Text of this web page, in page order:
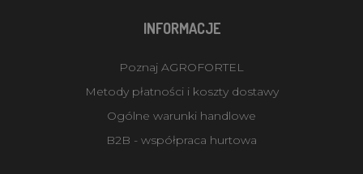
INFORMACJE
Poznaj AGROFORTEL
Metody płatności i koszty dostawy
Ogólne warunki handlowe
B2B - współpraca hurtowa